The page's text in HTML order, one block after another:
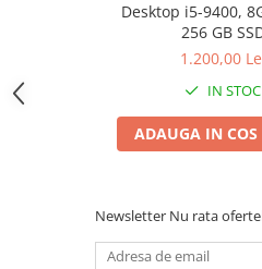
Calculatoare All-in-One NOI
All-in-One REFURBISHED
Calculatoare All-in-One RENEW
Monitoare NOI
Monitoare Refurbished
Desktop i5-9400,
256 GB
1.200,00
IN STOC
ADAUGA IN COS
Newsletter Nu rata